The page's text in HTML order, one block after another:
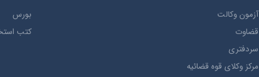
آزمون وکالت
قضاوت
سردفتری
مرکز وکلای قوه قضائیه
بورس
کتب